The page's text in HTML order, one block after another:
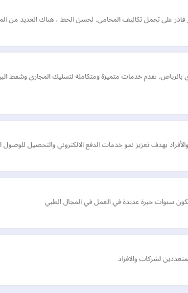
على تحمل تكاليف المحامي. لحسن الحظ ، هناك العديد من
نقدم خدمات متميزة ومتكاملة لتسليك المجاري وشفط
بهدف تعزيز نمو خدمات الدفع الالكتروني والتحصيل للوصول
سنوات خبرة عديدة في العمل في المجال الطبي
لشركات والافراد